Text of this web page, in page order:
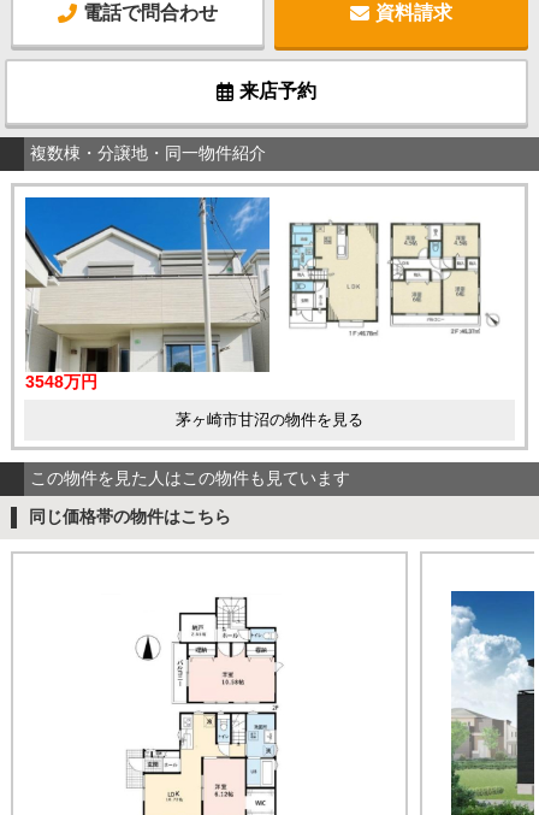
電話で問合わせ 資料請求
来店予約
複数棟・分譲地・同一物件紹介
3548万円
茅ヶ崎市甘沼の物件を見る
この物件を見た人はこの物件も見ています
同じ価格帯の物件はこちら